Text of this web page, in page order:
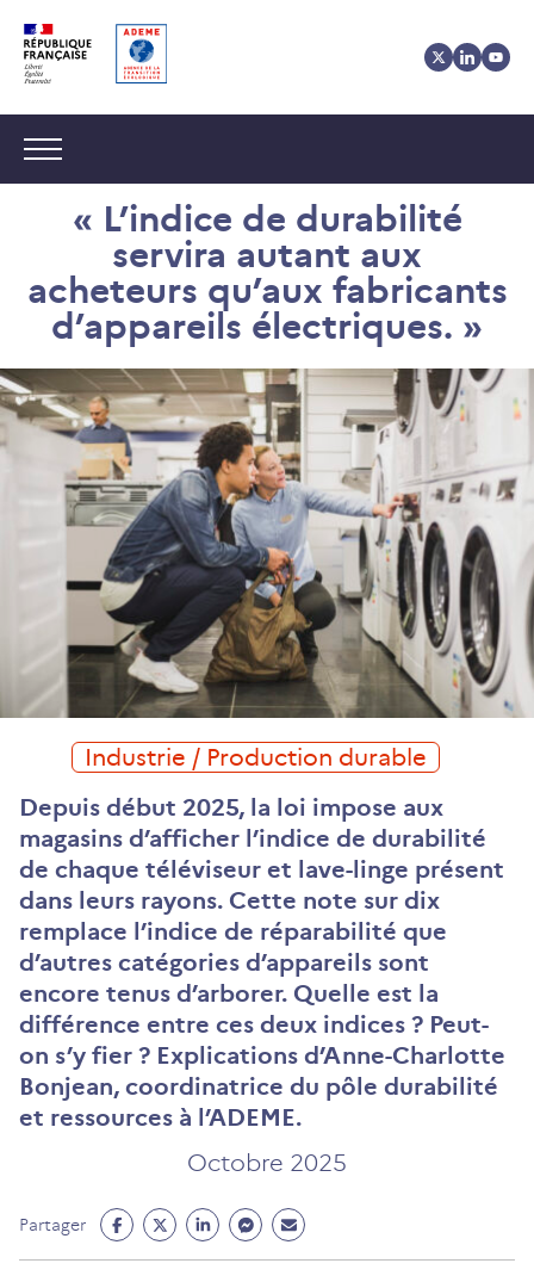
au
contenu
au
menu
des
cookies
Navigation :
« L’indice de durabilité
servira autant aux
acheteurs qu’aux fabricants
d’appareils électriques. »
Industrie / Production durable
Depuis début 2025, la loi impose aux
magasins d’afficher l’indice de durabilité
de chaque téléviseur et lave-linge présent
dans leurs rayons. Cette note sur dix
remplace l’indice de réparabilité que
d’autres catégories d’appareils sont
encore tenus d’arborer. Quelle est la
différence entre ces deux indices ? Peut-
on s’y fier ? Explications d’Anne-Charlotte
Bonjean, coordinatrice du pôle durabilité
et ressources à l’ADEME.
Octobre 2025
Partager
Partage
Facebook
Partage
Twitter
Partage
Linkedin
Partage
Messenger
Partage
Mail